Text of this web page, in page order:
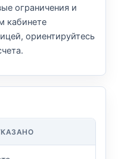
ограничения и
кабинете
ориентируйтесь